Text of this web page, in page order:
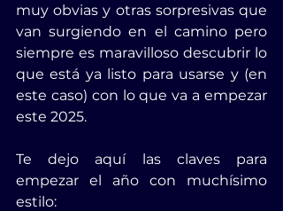
muy obvias y otras sorpresivas que
van surgiendo en el camino pero
siempre es maravilloso descubrir lo
que está ya listo para usarse y (en
este caso) con lo que va a empezar
este 2025.
Te dejo aquí las claves para
empezar el año con muchísimo
estilo: